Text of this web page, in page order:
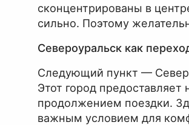
сконцентрированы в
сильно. Поэтому
Североуральск как
Следующий пункт —
Этот город
продолжением поездки.
важным условием для